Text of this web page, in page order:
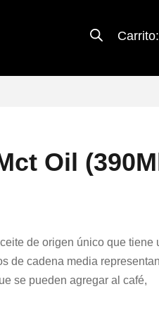
Carrito:
Oil
de origen único que tiene
de cadena media representan
se pueden agregar al café,